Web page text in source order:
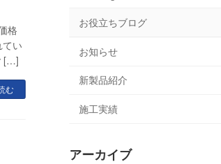
格
い
[…]
む
お役立ちブログ
お知らせ
新製品紹介
施工実績
アーカイブ